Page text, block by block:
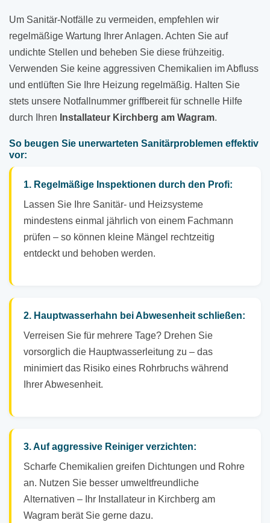
Um Sanitär-Notfälle zu vermeiden, empfehlen wir
regelmäßige Wartung Ihrer Anlagen. Achten Sie auf
undichte Stellen und beheben Sie diese frühzeitig.
Verwenden Sie keine aggressiven Chemikalien im Abfluss
und entlüften Sie Ihre Heizung regelmäßig. Halten Sie
stets unsere Notfallnummer griffbereit für schnelle Hilfe
durch Ihren Installateur Kirchberg am Wagram.
So beugen Sie unerwarteten Sanitärproblemen effektiv
vor:
1. Regelmäßige Inspektionen durch den Profi:
Lassen Sie Ihre Sanitär- und Heizsysteme
mindestens einmal jährlich von einem Fachmann
prüfen – so können kleine Mängel rechtzeitig
entdeckt und behoben werden.
2. Hauptwasserhahn bei Abwesenheit schließen:
Verreisen Sie für mehrere Tage? Drehen Sie
vorsorglich die Hauptwasserleitung zu – das
minimiert das Risiko eines Rohrbruchs während
Ihrer Abwesenheit.
3. Auf aggressive Reiniger verzichten:
Scharfe Chemikalien greifen Dichtungen und Rohre
an. Nutzen Sie besser umweltfreundliche
Alternativen – Ihr Installateur in Kirchberg am
Wagram berät Sie gerne dazu.